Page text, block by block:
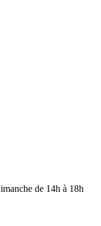
de 14h à 18h